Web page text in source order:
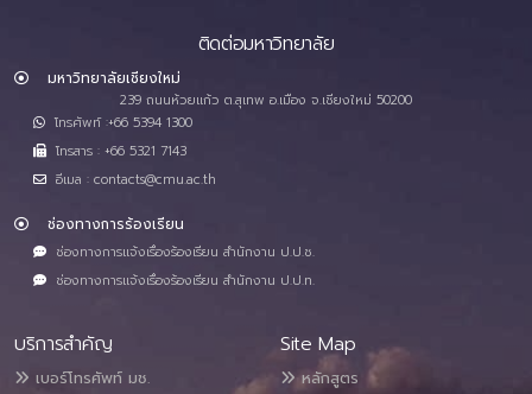
ติดต่อมหาวิทยาลัย
มหาวิทยาลัยเชียงใหม่
239 ถนนห้วยแก้ว ต.สุเทพ อ.เมือง จ.เชียงใหม่ 50200
โทรศัพท์ :+66 5394 1300
โทรสาร : +66 5321 7143
อีเมล : contacts@cmu.ac.th
ช่องทางการร้องเรียน
ช่องทางการแจ้งเรื่องร้องเรียน สำนักงาน ป.ป.ช.
ช่องทางการแจ้งเรื่องร้องเรียน สำนักงาน ป.ป.ท.
บริการสำคัญ
เบอร์โทรศัพท์ มช.
Site Map
หลักสูตร